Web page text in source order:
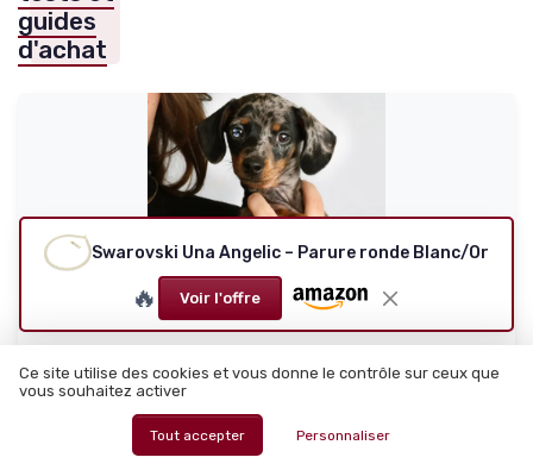
guides
d'achat
FORME DI LUCCHETTA
Lucchetta - Bague Trois Anneaux Entrelacés
en Or Rose/Blanc/...
Une bague en or 14 carats qui fait le job sans trop en faire
Swarovski Una Angelic – Parure ronde Blanc/Or
🔥 Voir l'offre
Ce site utilise des cookies et vous donne le contrôle sur ceux que
vous souhaitez activer
Tout accepter Personnaliser